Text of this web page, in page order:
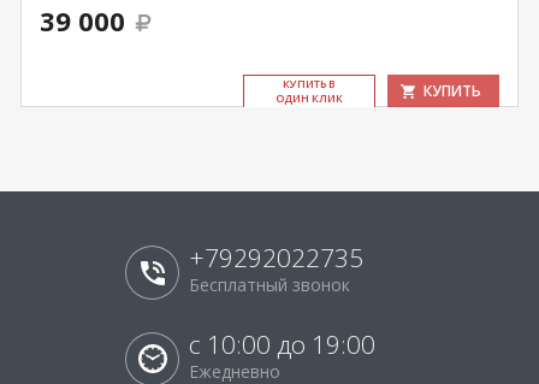
39 000
КУ­ПИТЬ В
ОДИН КЛИК
КУПИТЬ
+79292022735
Бесплатный звонок
с 10:00 до 19:00
Ежедневно